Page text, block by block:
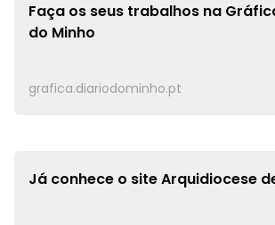
Faça os seus trabalhos na
do Minho
grafica.diariodominho.pt
Já conhece o siteArquidiocese